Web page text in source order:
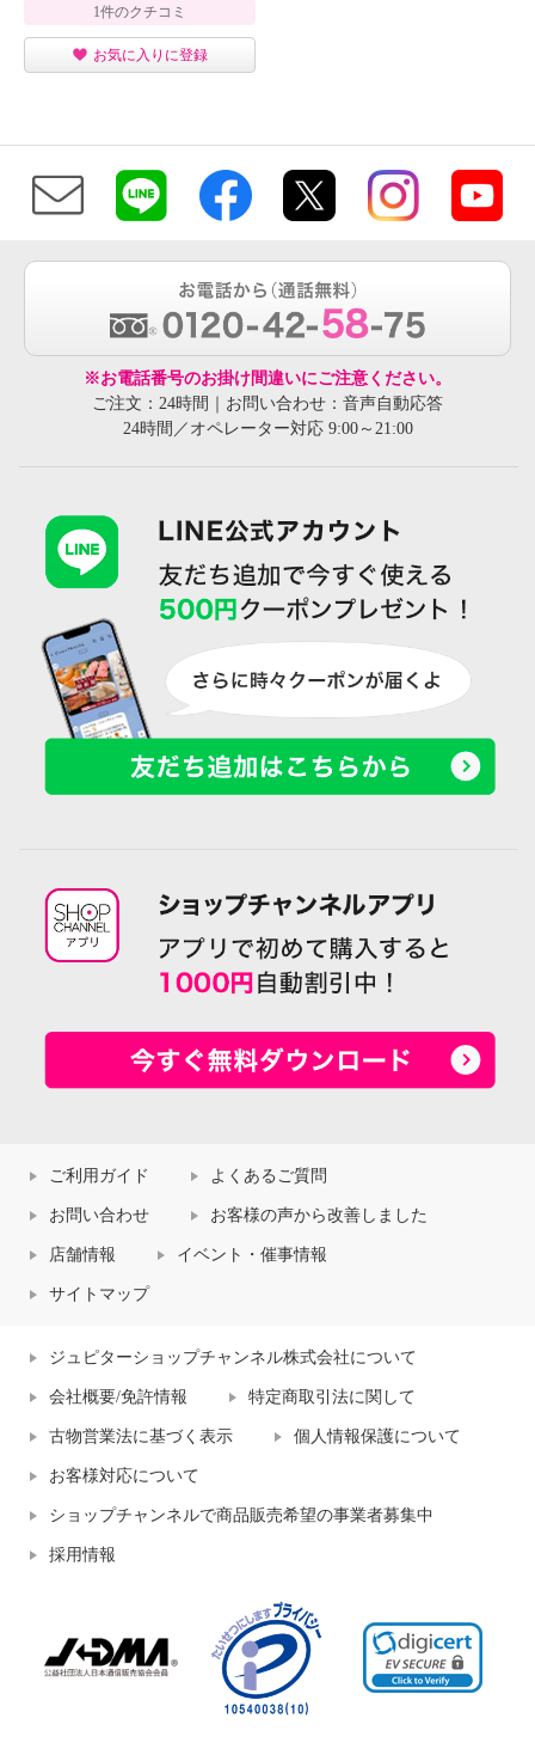
1件のクチコミ
お気に入りに登録
※お電話番号のお掛け間違いにご注意ください。
ご注文：24時間｜お問い合わせ：音声自動応答
24時間／オペレーター対応 9:00～21:00
ご利用ガイド よくあるご質問
お問い合わせ お客様の声から改善しました
店舗情報 イベント・催事情報
サイトマップ
ジュピターショップチャンネル株式会社について
会社概要/免許情報 特定商取引法に関して
古物営業法に基づく表示 個人情報保護について
お客様対応について
ショップチャンネルで商品販売希望の事業者募集中
採用情報